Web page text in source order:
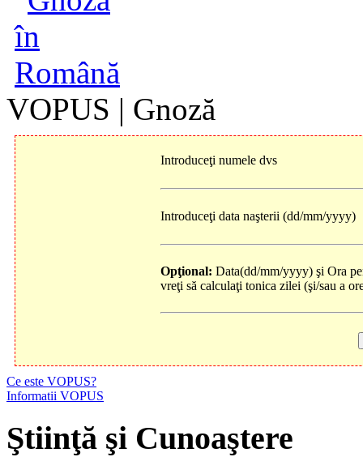
VOPUS | Gnoză
Introduceţi numele dvs
Introduceţi data naşterii (dd/mm/yyyy)
Opţional: Data(dd/mm/yyyy) şi Ora
vreţi să calculaţi tonica zilei (şi/sau a
Ce este VOPUS?
Informatii VOPUS
Ştiinţă şi Cunoaştere